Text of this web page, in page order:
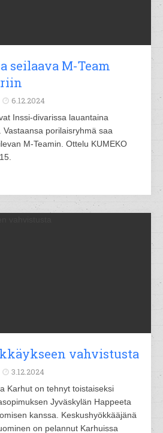
seilaava M-Team
6.12.2024
Inssi-divarissa lauantaina
Vastaansa porilaisryhmä saa
M-Teamin. Ottelu KUMEKO
vahvistusta
3.12.2024
Karhut on tehnyt toistaiseksi
Jyväskylän Happeeta
kanssa. Keskushyökkääjänä
on pelannut Karhuissa